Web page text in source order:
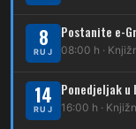
212
223 Dubec –
224 Dubec –
8
RUJ
Postanite e-
08:00 h ·
14
RUJ
Ponedjeljak u
16:00 h ·